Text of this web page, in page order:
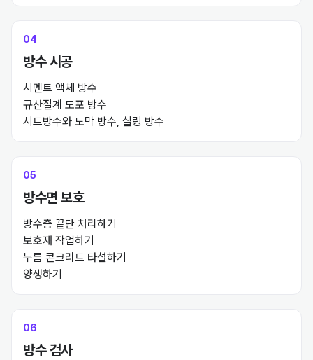
실리콘 덧칠하고 난장판..
04
방수 시공
시멘트 액체 방수
규산질계 도포 방수
시트방수와 도막 방수, 실링 방수
05
방수면 보호
방수층 끝단 처리하기
보호재 작업하기
누름 콘크리트 타설하기
양생하기
06
방수 검사